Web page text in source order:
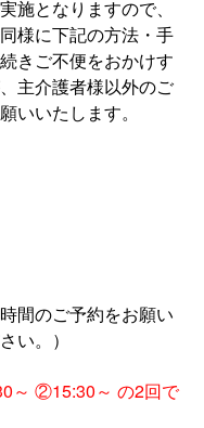
施となりますので、
様に下記の方法・手
きご不便をおかけす
主介護者様以外のご
いいたします。
間のご予約をお願い
い。）
～ ②15:30～ の2回で